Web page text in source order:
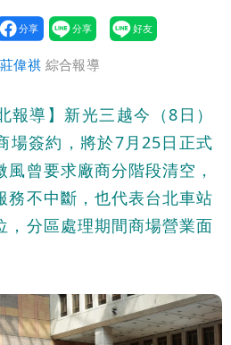
莊偉祺 綜合報導
報導】新光三越今（8日）
場簽約，將於7月25日正式
曾要求廠商分階段清空，
務不中斷，也代表台北車站
，分區處理期間商場營業面